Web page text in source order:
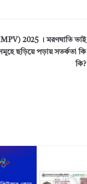
2025 । মরণঘাতি ভাই
সমূহে ছড়িয়ে পড়ায় সতর্কতা কি
কি?